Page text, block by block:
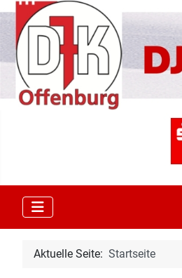
Aktuelle Seite: Startseite